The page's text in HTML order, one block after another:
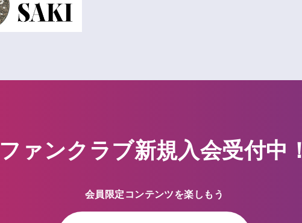
ファンクラブ新規入会受付中！
会員限定コンテンツを楽しもう